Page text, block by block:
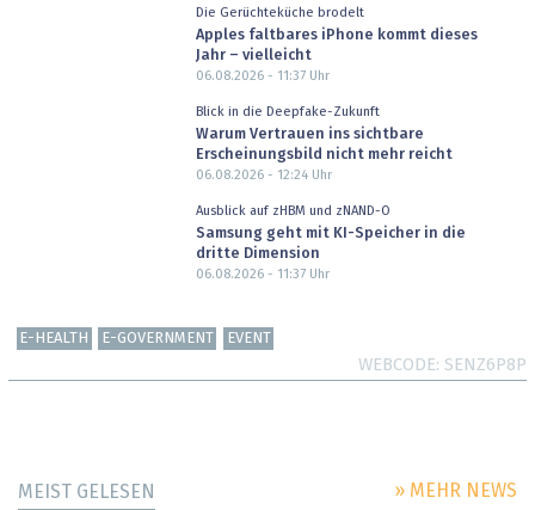
Die Gerüchteküche brodelt
Apples faltbares iPhone kommt dieses
Jahr – vielleicht
06.08.2026 - 11:37Uhr
Blick in die Deepfake-Zukunft
Warum Vertrauen ins sichtbare
Erscheinungsbild nicht mehr reicht
06.08.2026 - 12:24Uhr
Ausblick auf zHBM und zNAND-O
Samsung geht mit KI-Speicher in die
dritte Dimension
06.08.2026 - 11:37Uhr
E-HEALTH E-GOVERNMENT EVENT
WEBCODE SENZ6P8P
MEIST GELESEN » MEHR NEWS